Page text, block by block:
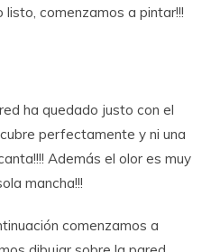
comenzamos a pintar!!!
ha quedado justo con el
perfectamente y ni una
Además el olor es muy
mancha!!!
comenzamos a